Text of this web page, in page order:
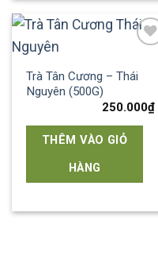
wishlist
Trà Tân Cương – Thái
Nguyên (500G)
250.000₫
THÊM VÀO GIỎ
HÀNG